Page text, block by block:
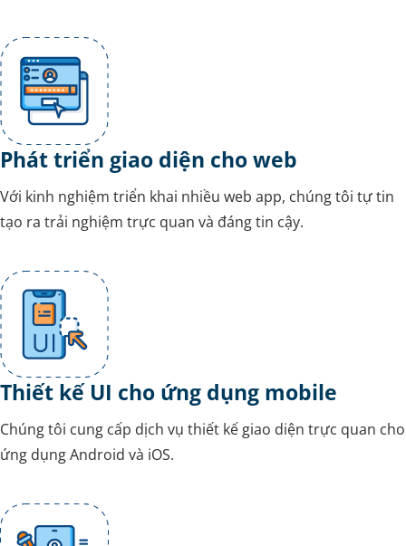
Phát triển giao diện cho web
Với kinh nghiệm triển khai nhiều web app, chúng tôi tự tin
tạo ra trải nghiệm trực quan và đáng tin cậy.
Thiết kế UI cho ứng dụng mobile
Chúng tôi cung cấp dịch vụ thiết kế giao diện trực quan cho
ứng dụng Android và iOS.